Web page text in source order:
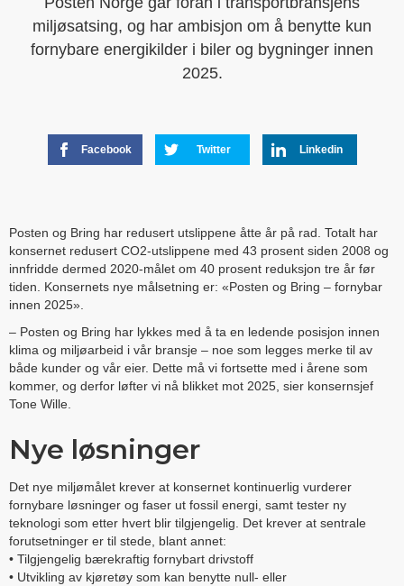
miljøsatsing, og har ambisjon om å benytte kun
fornybare energikilder i biler og bygninger innen
2025.
Facebook Twitter Linkedin
Posten og Bring har redusert utslippene åtte år på rad. Totalt har
konsernet redusert CO2-utslippene med 43 prosent siden 2008 og
innfridde dermed 2020-målet om 40 prosent reduksjon tre år før
tiden. Konsernets nye målsetning er: «Posten og Bring – fornybar
innen 2025».
– Posten og Bring har lykkes med å ta en ledende posisjon innen
klima og miljøarbeid i vår bransje – noe som legges merke til av
både kunder og vår eier. Dette må vi fortsette med i årene som
kommer, og derfor løfter vi nå blikket mot 2025, sier konsernsjef
Tone Wille.
Nye løsninger
Det nye miljømålet krever at konsernet kontinuerlig vurderer
fornybare løsninger og faser ut fossil energi, samt tester ny
teknologi som etter hvert blir tilgjengelig. Det krever at sentrale
forutsetninger er til stede, blant annet:
• Tilgjengelig bærekraftig fornybart drivstoff
• Utvikling av kjøretøy som kan benytte null- eller